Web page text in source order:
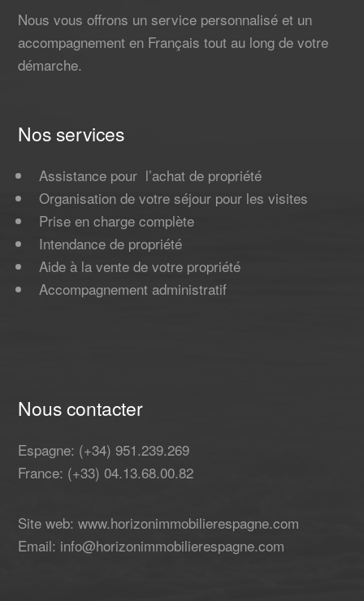
Nous vous offrons un service personnalisé et un
accompagnement en Français tout au long de votre
démarche.
Nos services
Assistance pour l’achat de propriété
Organisation de votre séjour pour les visites
Prise en charge complète
Intendance de propriété
Aide à la vente de votre propriété
Accompagnement administratif
Nous contacter
Espagne: (+34) 951.239.269
France: (+33) 04.13.68.00.82
Site web: www.horizonimmobilierespagne.com
Email: info@horizonimmobilierespagne.com